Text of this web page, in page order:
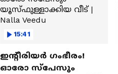
15:41
ഇന്റീരിയർ ഗംഭീരം!
ഓരോ സ്‌പേസും